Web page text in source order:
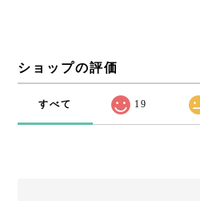
ショップの評価
すべて 19